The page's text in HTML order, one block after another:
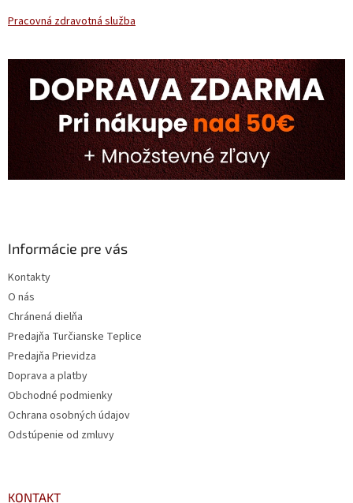
Pracovná zdravotná služba
Informácie pre vás
Kontakty
O nás
Chránená dielňa
Predajňa Turčianske Teplice
Predajňa Prievidza
Doprava a platby
Obchodné podmienky
Ochrana osobných údajov
Odstúpenie od zmluvy
KONTAKT